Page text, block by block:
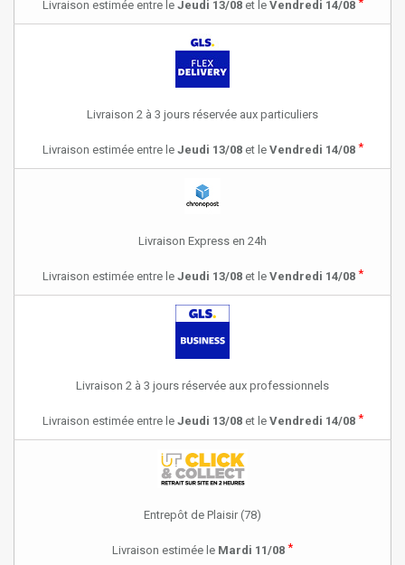
Livraison estimée entre le Jeudi 13/08et le Vendredi 14/08
Livraison 2 à 3 jours réservée aux particuliers
Livraison estimée entre le Jeudi 13/08et le Vendredi 14/08 *
Livraison Express en 24h
Livraison estimée entre le Jeudi 13/08et le Vendredi 14/08 *
Livraison 2 à 3 jours réservée aux professionnels
Livraison estimée entre le Jeudi 13/08et le Vendredi 14/08 *
Entrepôt de Plaisir (78)
Livraison estimée le Mardi 11/08 *